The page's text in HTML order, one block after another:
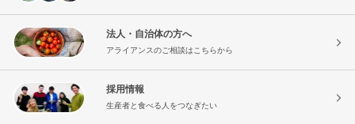
法人・自治体の方へ
アライアンスのご相談はこちらから
採用情報
生産者と食べる人をつなぎたい